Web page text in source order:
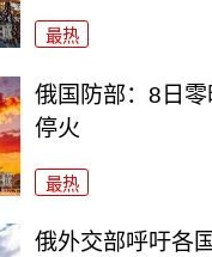
最热
俄国防部：8日
停火
最热
俄外交部呼吁各